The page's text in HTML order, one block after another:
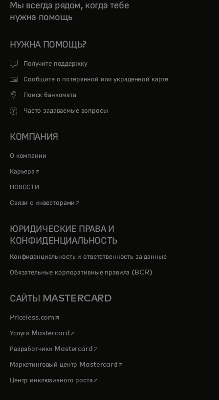
Мы всегда рядом, когда тебе
нужна помощь
НУЖНА ПОМОЩЬ?
Получите поддержку
Сообщите о потерянной или украденной карте
Поиск банкомата
Часто задаваемые вопросы
КОМПАНИЯ
О компании
Карьера opens in a new tab
НОВОСТИ
Связи с инвесторами opens in a new tab
ЮРИДИЧЕСКИЕ ПРАВА И
КОНФИДЕНЦИАЛЬНОСТЬ
Конфиденциальность и ответственность за данные
Обязательные корпоративные правила (BCR)
САЙТЫ MASTERCARD
Priceless.com opens in a new tab
Услуги Mastercardopens in a new tab
Разработчики Mastercardopens in a new tab
Маркетинговый центр Mastercardopens in a new tab
Центр инклюзивного ростаopens in a new tab